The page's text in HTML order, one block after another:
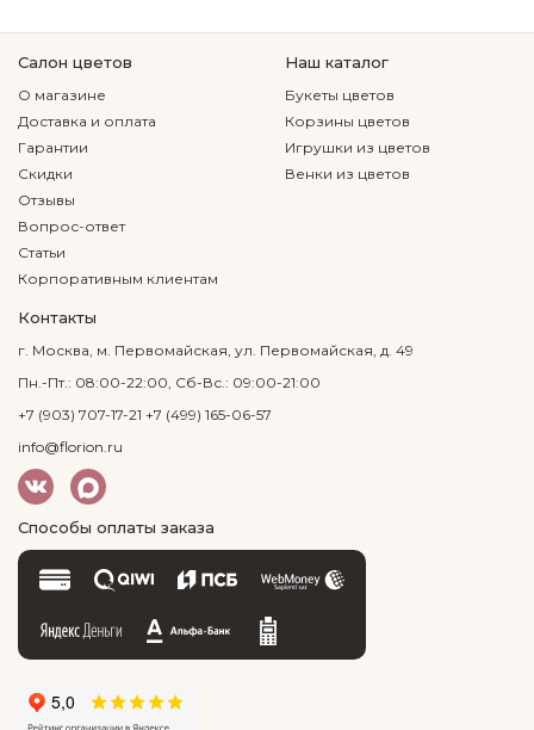
Салон цветов
О магазине
Доставка и оплата
Гарантии
Скидки
Отзывы
Вопрос-ответ
Статьи
Корпоративным клиентам
Наш каталог
Букеты цветов
Корзины цветов
Игрушки из цветов
Венки из цветов
Контакты
г. Москва, м. Первомайская, ул. Первомайская, д. 49
Пн.-Пт.: 08:00-22:00, Сб-Вс.: 09:00-21:00
+7 (903) 707-17-21 +7 (499) 165-06-57
info@florion.ru
Способы оплаты заказа